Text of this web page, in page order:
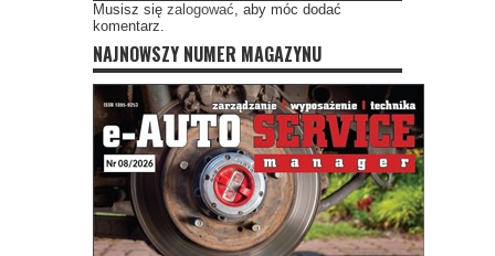
Musisz się zalogować, aby móc dodać
komentarz.
NAJNOWSZY NUMER MAGAZYNU